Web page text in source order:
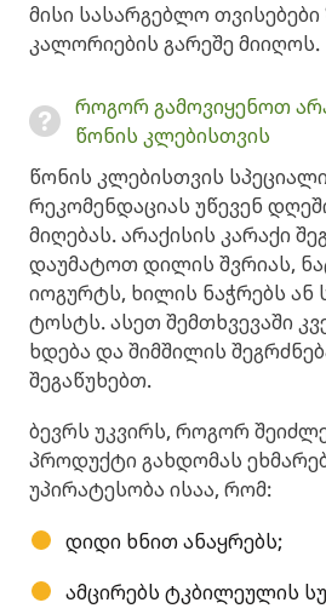
მისი სასარგებლო
კალორიების გარეშე მიიღოს.
როგორ გამოვიყენოთ
წონის კლებისთვის
წონის კლებისთვის
რეკომენდაციას უწევენ
მიღებას. არაქისის კარაქი
დაუმატოთ დილის შვრიას,
იოგურტს, ხილის ნაჭრებს
ტოსტს. ასეთ შემთხვევაში
ხდება და შიმშილის
შეგაწუხებთ.
ბევრს უკვირს, როგორ
პროდუქტი გახდომას
უპირატესობა ისაა, რომ:
დიდი ხნით ანაყრებს;
ამცირებს ტკბილეულის